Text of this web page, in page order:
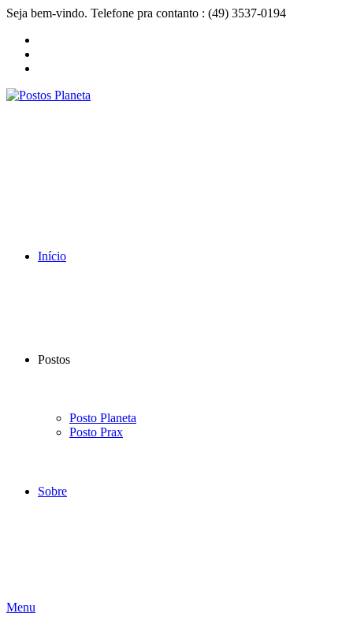
Seja bem-vindo. Telefone pra contanto : (49) 3537-0194
Início
Postos
Posto Planeta
Posto Prax
Sobre
Menu